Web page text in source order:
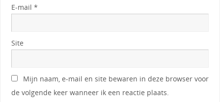
E-mail *
Site
Mijn naam, e-mail en site bewaren in deze browser voor
de volgende keer wanneer ik een reactie plaats.